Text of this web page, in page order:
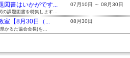
書はいかがです... 07月10日 ～ 08月30日
課題図書を特集します...
【8月30日（... 08月30日
かるた協会会長)を...